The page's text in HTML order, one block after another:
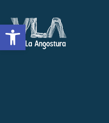
Open toolbar